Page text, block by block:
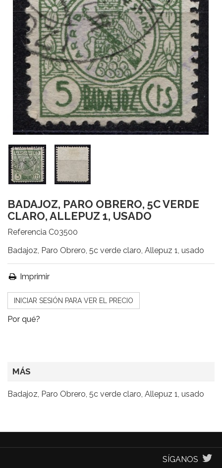
BADAJOZ, PARO OBRERO, 5C VERDE
CLARO, ALLEPUZ 1, USADO
Referencia C03500
Badajoz, Paro Obrero, 5c verde claro, Allepuz 1, usado
Imprimir
INICIAR SESIÓN PARA VER EL PRECIO
Por qué?
MÁS
Badajoz, Paro Obrero, 5c verde claro, Allepuz 1, usado
SÍGANOS